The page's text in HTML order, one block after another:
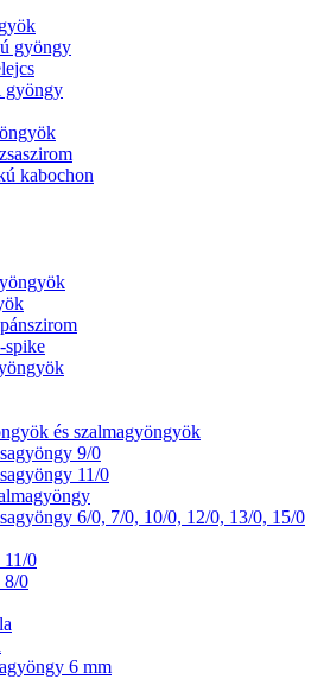
gyöngy
gyöngy
kabochon
spike
és szalmagyöngyök
9/0
11/0
6/0, 7/0, 10/0, 12/0, 13/0, 15/0
0
8/0
6 mm